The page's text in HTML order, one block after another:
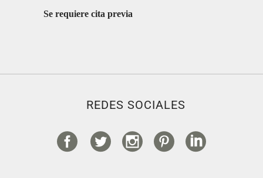
Se requiere cita previa
REDES SOCIALES